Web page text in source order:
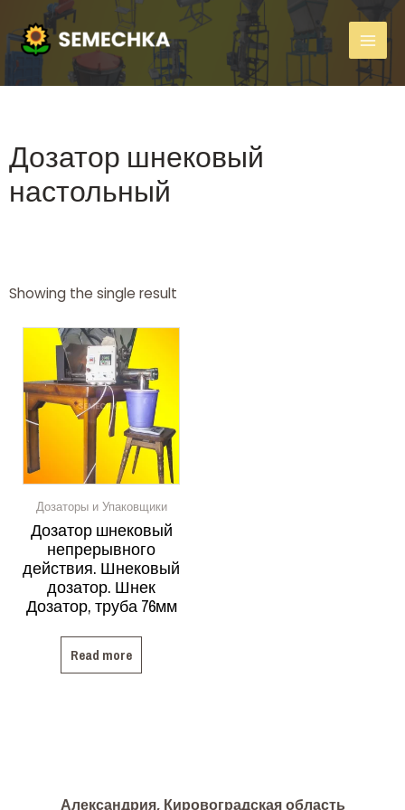
Дозатор шнековый
настольный
Showing the single result
Дозаторы и Упаковщики
Дозатор шнековый
непрерывного
действия. Шнековый
дозатор. Шнек
Дозатор, труба 76мм
Read more
Александрия, Кировоградская область